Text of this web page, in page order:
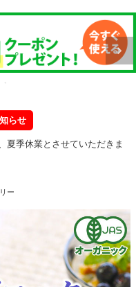
らせ
夏季休業とさせていただきま
ー